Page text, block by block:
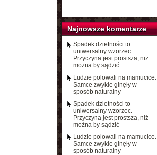
Najnowsze komentarze
Spadek dzietności to
uniwersalny wzorzec.
Przyczyna jest prostsza, niż
można by sądzić
Ludzie polowali na mamucice.
Samce zwykle ginęły w
sposób naturalny
Spadek dzietności to
uniwersalny wzorzec.
Przyczyna jest prostsza, niż
można by sądzić
Ludzie polowali na mamucice.
Samce zwykle ginęły w
sposób naturalny